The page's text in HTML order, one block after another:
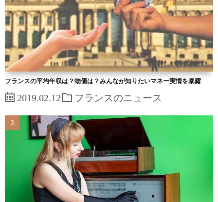
フランスの平均年収は？物価は？みんなが知りたいマネー実情を暴露
2019.02.12 フランスのニュース